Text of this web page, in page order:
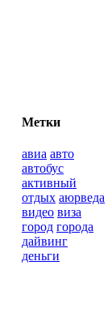
Метки
авиа авто
автобус
активный
отдых аюрведа
видео виза
город города
дайвинг
деньги